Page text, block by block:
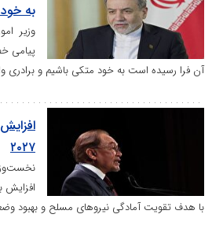
به خود فرا رسیده
وزیر امور خارجه
پیامی خطاب به
به خود متکی باشیم و برادری واقعی را در پیش
افزایش بودجه
۲۰۲۷
نخست‌وزیر مالزی از
نیرو‌های مسلح و بهبود وضعیت رفاهی